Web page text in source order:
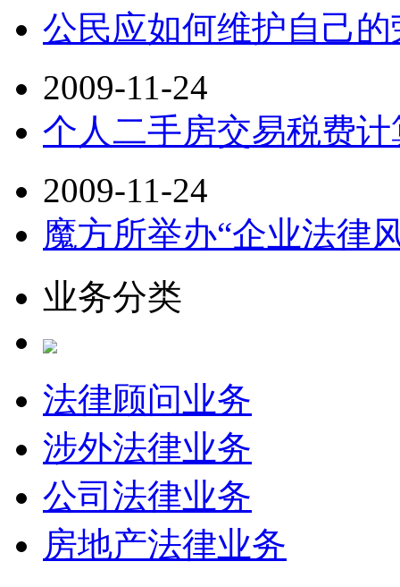
公民应如何维护自己
2009-11-24
个人二手房交易税费
2009-11-24
魔方所举办“企业法律
业务分类
法律顾问业务
涉外法律业务
公司法律业务
房地产法律业务